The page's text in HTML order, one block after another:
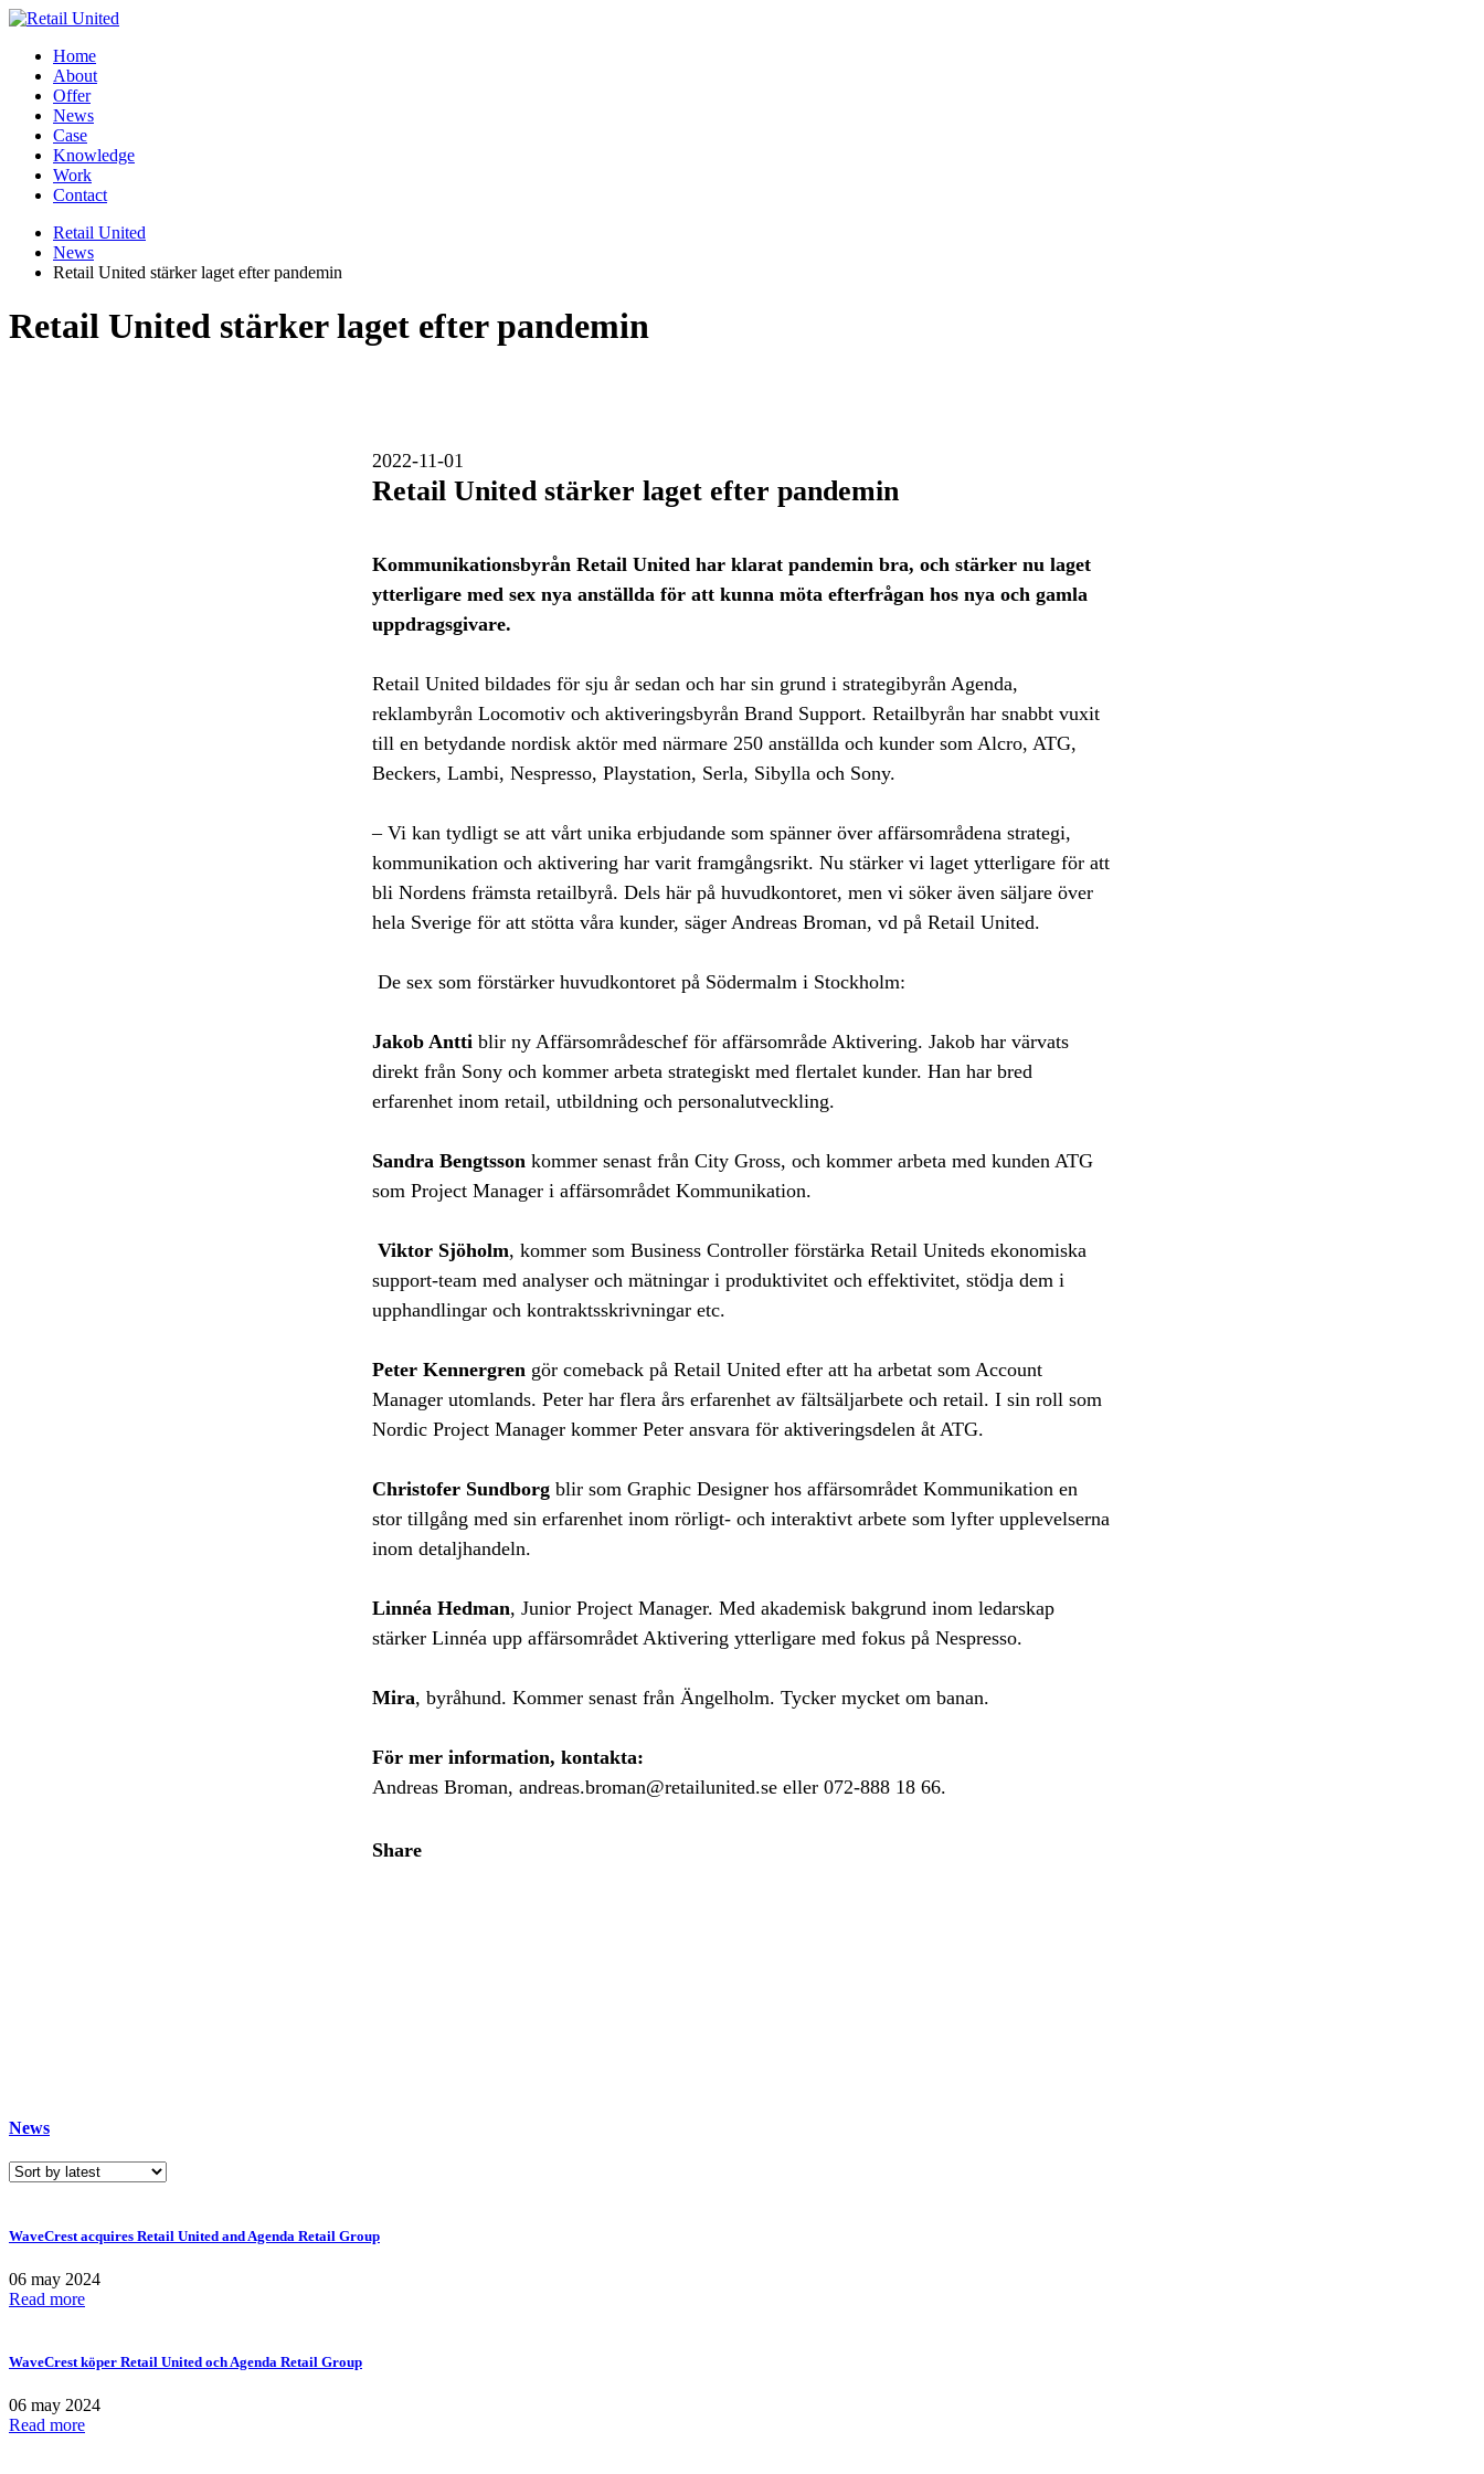
Home
About
Offer
News
Case
Knowledge
Work
Contact
Retail United
News
Retail United stärker laget efter pandemin
Retail United stärker laget efter pandemin
2022-11-01
Retail United stärker laget efter pandemin
Kommunikationsbyrån Retail United har klarat pandemin bra, och stärker nu laget
ytterligare med sex nya anställda för att kunna möta efterfrågan hos nya och gamla
uppdragsgivare.
Retail United bildades för sju år sedan och har sin grund i strategibyrån Agenda,
reklambyrån Locomotiv och aktiveringsbyrån Brand Support. Retailbyrån har snabbt vuxit
till en betydande nordisk aktör med närmare 250 anställda och kunder som Alcro, ATG,
Beckers, Lambi, Nespresso, Playstation, Serla, Sibylla och Sony.
– Vi kan tydligt se att vårt unika erbjudande som spänner över affärsområdena strategi,
kommunikation och aktivering har varit framgångsrikt. Nu stärker vi laget ytterligare för att
bli Nordens främsta retailbyrå. Dels här på huvudkontoret, men vi söker även säljare över
hela Sverige för att stötta våra kunder, säger Andreas Broman, vd på Retail United.
De sex som förstärker huvudkontoret på Södermalm i Stockholm:
Jakob Antti blir ny Affärsområdeschef för affärsområde Aktivering. Jakob har värvats
direkt från Sony och kommer arbeta strategiskt med flertalet kunder. Han har bred
erfarenhet inom retail, utbildning och personalutveckling.
Sandra Bengtsson kommer senast från City Gross, och kommer arbeta med kunden ATG
som Project Manager i affärsområdet Kommunikation.
Viktor Sjöholm, kommer som Business Controller förstärka Retail Uniteds ekonomiska
support-team med analyser och mätningar i produktivitet och effektivitet, stödja dem i
upphandlingar och kontraktsskrivningar etc.
Peter Kennergren gör comeback på Retail United efter att ha arbetat som Account
Manager utomlands. Peter har flera års erfarenhet av fältsäljarbete och retail. I sin roll som
Nordic Project Manager kommer Peter ansvara för aktiveringsdelen åt ATG.
Christofer Sundborg blir som Graphic Designer hos affärsområdet Kommunikation en
stor tillgång med sin erfarenhet inom rörligt- och interaktivt arbete som lyfter upplevelserna
inom detaljhandeln.
Linnéa Hedman, Junior Project Manager. Med akademisk bakgrund inom ledarskap
stärker Linnéa upp affärsområdet Aktivering ytterligare med fokus på Nespresso.
Mira, byråhund. Kommer senast från Ängelholm. Tycker mycket om banan.
För mer information, kontakta:
Andreas Broman, andreas.broman@retailunited.se eller 072-888 18 66.
Share
News
WaveCrest acquires Retail United and Agenda Retail Group
06 may 2024
Read more
WaveCrest köper Retail United och Agenda Retail Group
06 may 2024
Read more